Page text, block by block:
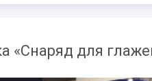
«Снаряд для